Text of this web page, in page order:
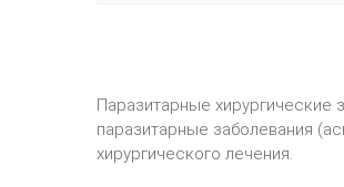
Паразитарные хирургические
паразитарные заболевания
хирургического лечения.